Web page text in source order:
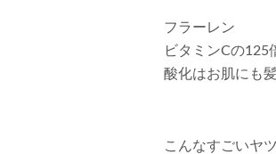
フラーレン
ビタミンCの125
酸化はお肌にも
こんなすごいヤ